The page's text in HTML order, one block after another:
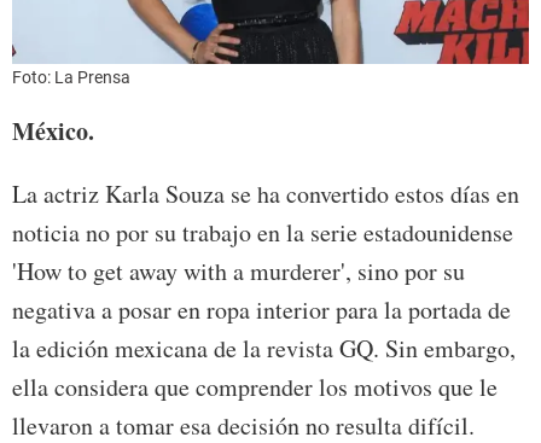
Foto: La Prensa
México.
La actriz Karla Souza se ha convertido estos días en
noticia no por su trabajo en la serie estadounidense
'How to get away with a murderer', sino por su
negativa a posar en ropa interior para la portada de
la edición mexicana de la revista GQ. Sin embargo,
ella considera que comprender los motivos que le
llevaron a tomar esa decisión no resulta difícil.